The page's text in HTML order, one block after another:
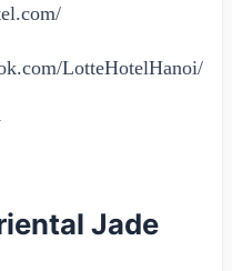
LotteHotelHanoi/
Jade